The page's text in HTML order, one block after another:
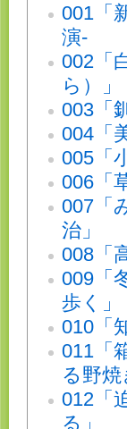
001「
演-
002「
ら）」
003「
004「
005「
006「
007「
治」
008「
009「
歩く」
010「
011「
る野焼
012「
る」